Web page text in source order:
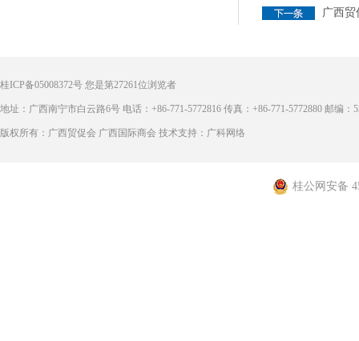
广西贸
桂ICP备05008372号 您是第27261位浏览者
地址：广西南宁市白云路6号 电话：+86-771-5772816 传真：+86-771-5772880 邮编：
版权所有：广西贸促会 广西国际商会 技术支持：广科网络
桂公网安备